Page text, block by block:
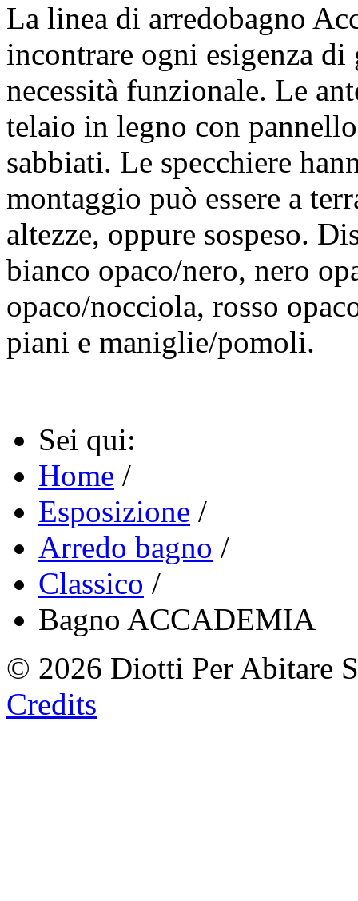
La linea di arredobagno
incontrare ogni esigenza
necessità funzionale. Le
telaio in legno con
sabbiati. Le specchiere
montaggio può essere a
altezze, oppure sospeso.
bianco opaco/nero, nero
opaco/nocciola, rosso
piani e maniglie/pomoli.
Sei qui:
Home /
Esposizione /
Arredo bagno /
Classico /
Bagno ACCADEMIA
© 2026 Diotti Per Abitare
Credits